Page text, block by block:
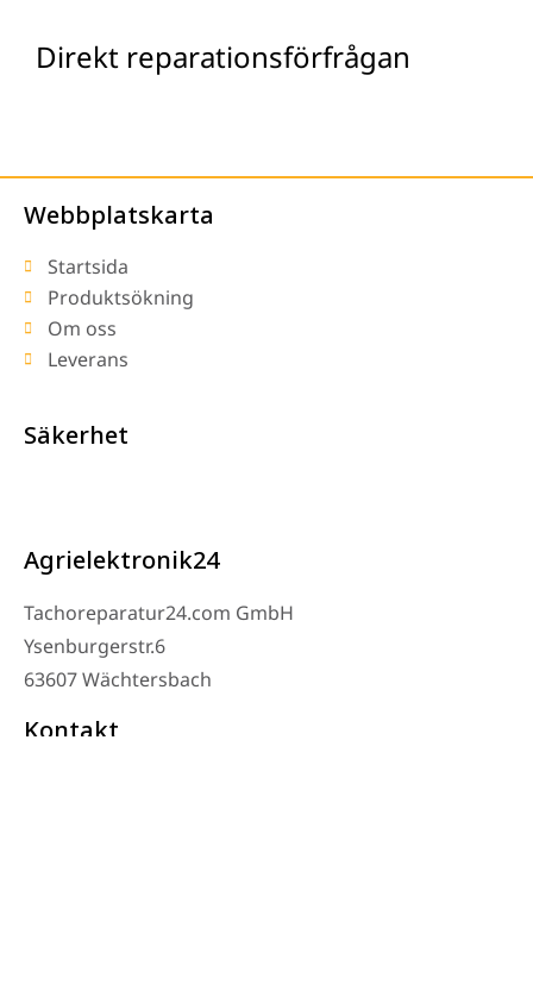
Direkt reparationsförfrågan
Webbplatskarta
Startsida
Produktsökning
Om oss
Leverans
Säkerhet
Agrielektronik24
Tachoreparatur24.com GmbH
Ysenburgerstr.6
63607 Wächtersbach
Kontakt